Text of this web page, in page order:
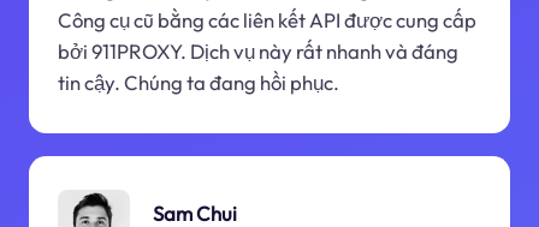
Công cụ cũ bằng các liên kết API được cung cấp
bởi 911PROXY. Dịch vụ này rất nhanh và đáng
tin cậy. Chúng ta đang hồi phục.
Sam Chui